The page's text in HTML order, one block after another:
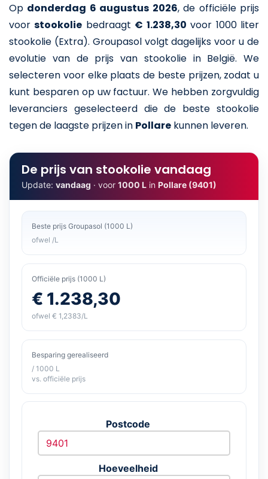
Op donderdag 6 augustus 2026,de officiële prijs
voorstookolie bedraagt € 1.238,30 voor 1000 liter
stookolie (Extra). Groupasol volgt dagelijks voor u de
evolutie van de prijs van stookolie in België. We
selecteren voor elke plaats de beste prijzen, zodat u
kunt besparen op uw factuur. We hebben zorgvuldig
leveranciers geselecteerd die de beste stookolie
tegen de laagste prijzen in Pollare kunnen leveren.
De prijs van stookolie vandaag
Update: vandaag · voor 1000 L in Pollare (9401)
Beste prijs Groupasol (1000 L)
ofwel /L
Officiële prijs (1000 L)
€ 1.238,30
ofwel € 1,2383/L
Besparing gerealiseerd
/ 1000 L
vs. officiële prijs
Postcode
Hoeveelheid